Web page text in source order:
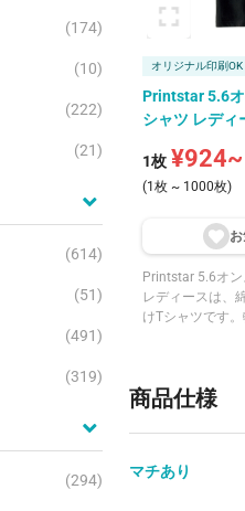
(174)
(10)
(222)
(21)
(614)
(51)
(491)
(319)
(294)
オリジナル印刷OK
Printstar 5.6
シャツ レディ
1枚 ¥924~
(1枚 ~ 1000枚)
Printstar 5.6オ
レディースは、
けTシャツです
ビジネスカジュ
て家族でそろえ
ら、ホットピン
商品仕様
マチあり